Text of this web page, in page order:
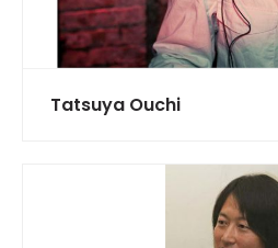
Tatsuya Ouchi